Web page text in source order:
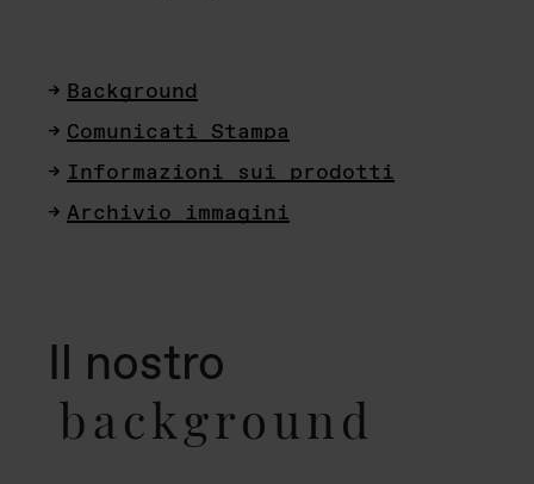
Background
Comunicati Stampa
Informazioni sui prodotti
Archivio immagini
Il nostro
background